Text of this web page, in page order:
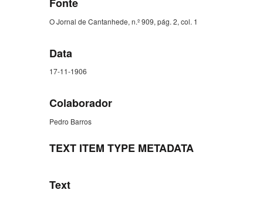
O Jornal de Cantanhede, n.º 909, pág. 2, col. 1
Data
17-11-1906
Colaborador
Pedro Barros
TEXT ITEM TYPE METADATA
Text